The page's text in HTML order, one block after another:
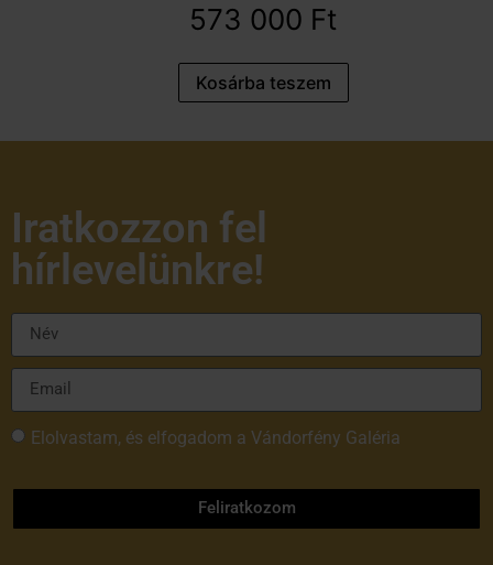
573 000 Ft
Kosárba teszem
Iratkozzon fel
hírlevelünkre!
Elolvastam, és elfogadom a Vándorfény Galéria
Feliratkozom